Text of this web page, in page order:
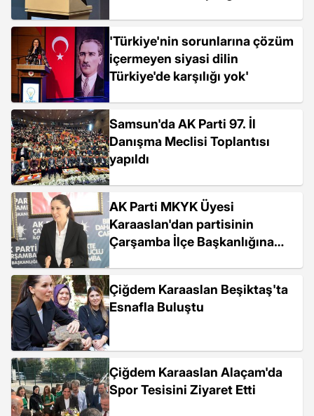
'Türkiye'nin sorunlarına çözüm
içermeyen siyasi dilin
Türkiye'de karşılığı yok'
Samsun'da AK Parti 97. İl
Danışma Meclisi Toplantısı
yapıldı
AK Parti MKYK Üyesi
Karaaslan'dan partisinin
Çarşamba İlçe Başkanlığına
Çiğdem Karaaslan Beşiktaş'ta
Esnafla Buluştu
Çiğdem Karaaslan Alaçam'da
Spor Tesisini Ziyaret Etti